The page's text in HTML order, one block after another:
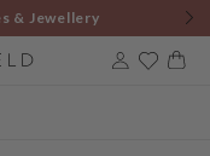
& Jewellery